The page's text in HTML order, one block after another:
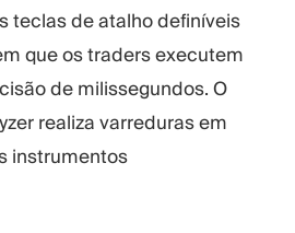
teclas de atalho definíveis
que os traders executem
de milissegundos. O
realiza varreduras em
instrumentos